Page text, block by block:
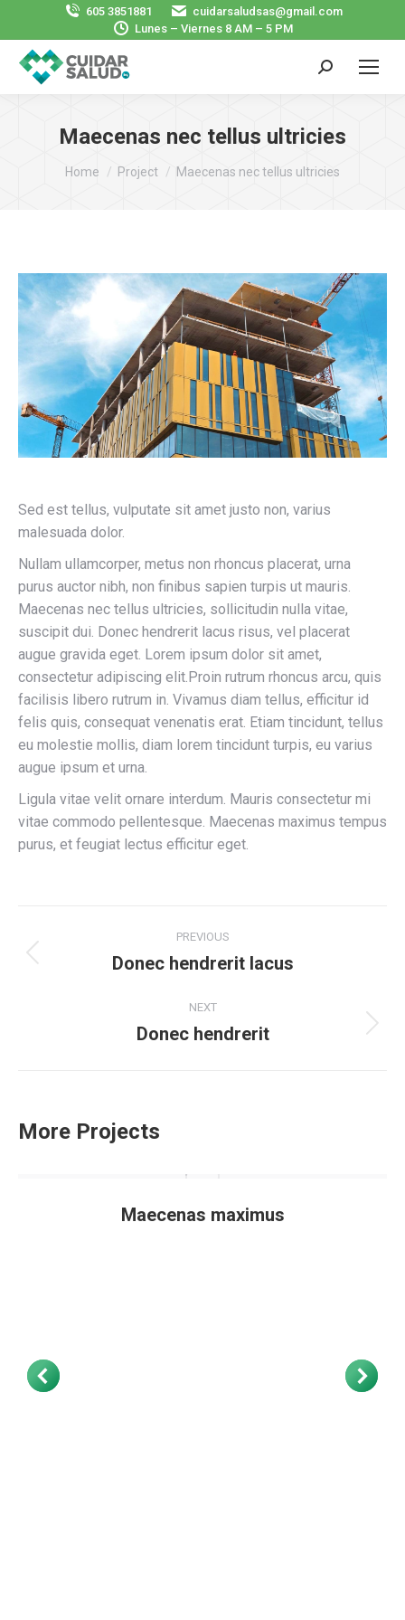
605 3851881
cuidarsaludsas@gmail.com
Lunes – Viernes 8 AM – 5 PM
Search:
Maecenas nec tellus ultricies
You are here:
Home Project Maecenas nec tellus ultricies
Sed est tellus, vulputate sit amet justo non, varius
malesuada dolor.
Nullam ullamcorper, metus non rhoncus placerat, urna
purus auctor nibh, non finibus sapien turpis ut mauris.
Maecenas nec tellus ultricies, sollicitudin nulla vitae,
suscipit dui. Donec hendrerit lacus risus, vel placerat
augue gravida eget. Lorem ipsum dolor sit amet,
consectetur adipiscing elit.Proin rutrum rhoncus arcu, quis
facilisis libero rutrum in. Vivamus diam tellus, efficitur id
felis quis, consequat venenatis erat. Etiam tincidunt, tellus
eu molestie mollis, diam lorem tincidunt turpis, eu varius
augue ipsum et urna.
Ligula vitae velit ornare interdum. Mauris consectetur mi
vitae commodo pellentesque. Maecenas maximus tempus
purus, et feugiat lectus efficitur eget.
Navegación
entre
PREVIOUS
Proyecto
Donec hendrerit lacus
NEXT
Proyecto
Donec hendrerit
More Projects
Maecenas maximus